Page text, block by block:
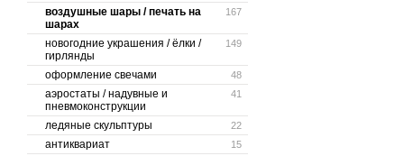
167
воздушные шары / печать на
шарах
149
новогодние украшения / ёлки /
гирлянды
48
оформление свечами
41
аэростаты / надувные и
пневмоконструкции
22
ледяные скульптуры
15
антиквариат